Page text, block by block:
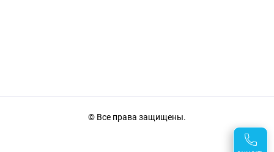
© Все права защищены.